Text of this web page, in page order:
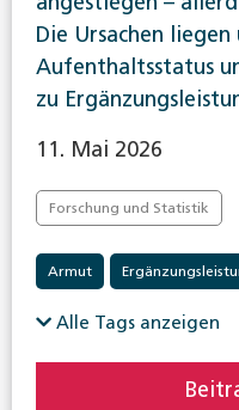
Die Ursachen
Aufenthaltsstatus
zu
11. Mai 2026
Forschung und Statistik
Armut
Alle Tags anzeigen